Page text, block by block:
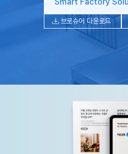
브로슈어 다운로드